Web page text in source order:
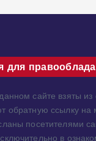
для
сайте взяты из